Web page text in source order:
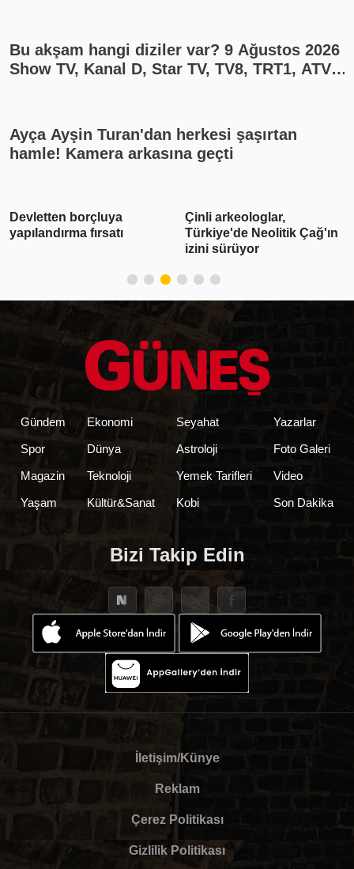
Bu akşam hangi diziler var? 9 Ağustos 2026
Show TV, Kanal D, Star TV, TV8, TRT1, ATV
Ayça Ayşin Turan'dan herkesi şaşırtan
hamle! Kamera arkasına geçti
Devletten borçluya
yapılandırma fırsatı
Çinli arkeologlar,
Türkiye'de Neolitik Çağ'ın
izini sürüyor
Gündem
Spor
Magazin
Yaşam
Ekonomi
Dünya
Teknoloji
Kültür&Sanat
Seyahat
Astroloji
Yemek Tarifleri
Kobi
Yazarlar
Foto Galeri
Video
Son Dakika
Bizi Takip Edin
İletişim/Künye
Reklam
Çerez Politikası
Gizlilik Politikası